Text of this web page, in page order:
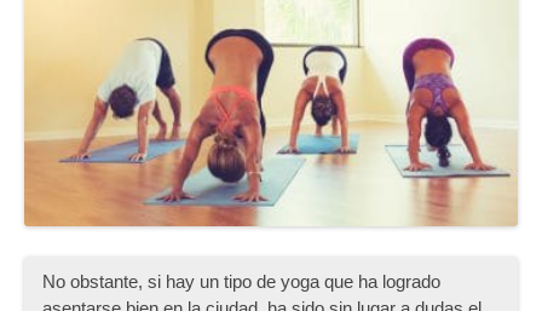
No obstante, si hay un tipo de yoga que ha logrado